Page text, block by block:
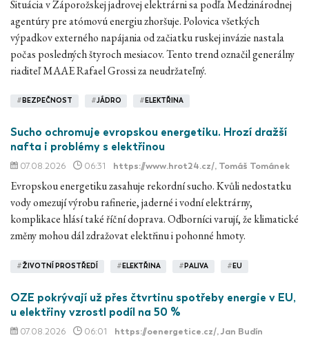
Situácia v Záporožskej jadrovej elektrárni sa podľa Medzinárodnej
agentúry pre atómovú energiu zhoršuje. Polovica všetkých
výpadkov externého napájania od začiatku ruskej invázie nastala
počas posledných štyroch mesiacov. Tento trend označil generálny
riaditeľ MAAE Rafael Grossi za neudržateľný.
# BEZPEČNOST #JÁDRO # ELEKTŘINA
Sucho ochromuje evropskou energetiku. Hrozí dražší
nafta i problémy s elektřinou
07.08.2026 06:31 https://www.hrot24.cz/, Tomáš Tománek
Evropskou energetiku zasahuje rekordní sucho. Kvůli nedostatku
vody omezují výrobu rafinerie, jaderné i vodní elektrárny,
komplikace hlásí také říční doprava. Odborníci varují, že klimatické
změny mohou dál zdražovat elektřinu i pohonné hmoty.
#ŽIVOTNÍ PROSTŘEDÍ # ELEKTŘINA # PALIVA # EU
OZE pokrývají už přes čtvrtinu spotřeby energie v EU,
u elektřiny vzrostl podíl na 50 %
07.08.2026 06:01 https://oenergetice.cz/, Jan Budín